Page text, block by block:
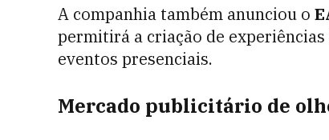
A companhia também anunciou o
permitirá a criação de
eventos presenciais.
Mercado publicitário de